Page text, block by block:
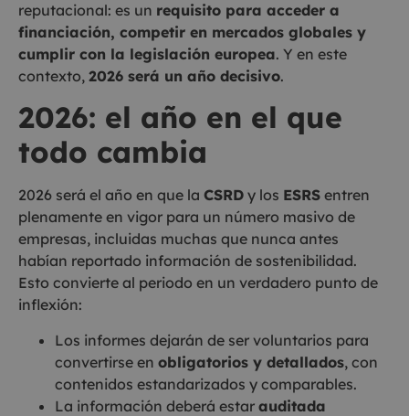
reputacional: es un requisito para acceder a
financiación, competir en mercados globales y
cumplir con la legislación europea. Y en este
contexto, 2026 será un año decisivo.
2026: el año en el que
todo cambia
2026 será el año en que la CSRD y los ESRS entren
plenamente en vigor para un número masivo de
empresas, incluidas muchas que nunca antes
habían reportado información de sostenibilidad.
Esto convierte al periodo en un verdadero punto de
inflexión:
Los informes dejarán de ser voluntarios para
convertirse en obligatorios y detallados, con
contenidos estandarizados y comparables.
La información deberá estar auditada